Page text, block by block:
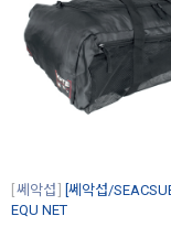
쎄악섭
[쎄악섭/
EQU NET